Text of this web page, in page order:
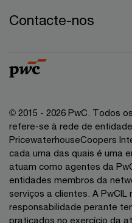
Contacte-nos
© 2015 - 2026 PwC. Todos
refere-se à rede de
PricewaterhouseCoopers
cada uma das quais é uma
atuam como agentes da
entidades membros da
serviços a clientes. A PwCIL
responsabilidade perante
praticados no exercício da